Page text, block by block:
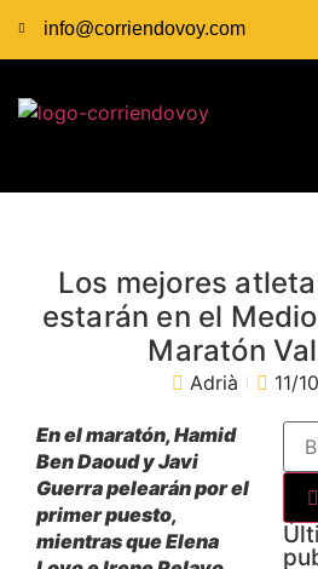
info@corriendovoy.com
Los mejores
estarán en el
Maratón
Adrià 11/
En el maratón, Hamid
Ben Daoud y Javi
Guerra pelearán por el
primer puesto,
mientras que Elena